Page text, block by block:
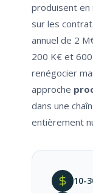
produisent en
sur les
annuel de 2
200 K€ et
renégocier
approche
dans une
entièrement
10-